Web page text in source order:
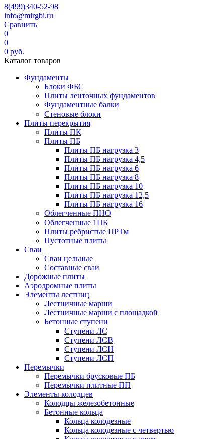
8(499)340-52-98
info@mirgbi.ru
Сравнить
0
0
0 руб.
Каталог товаров
Фундаменты
Блоки ФБС
Плиты ленточных фундаментов
Фундаментные балки
Стеновые блоки
Плиты перекрытия
Плиты ПК
Плиты ПБ
Плиты ПБ нагрузка 3
Плиты ПБ нагрузка 4,5
Плиты ПБ нагрузка 6
Плиты ПБ нагрузка 8
Плиты ПБ нагрузка 10
Плиты ПБ нагрузка 12,5
Плиты ПБ нагрузка 16
Облегченные ПНО
Облегченные 1ПБ
Плиты ребристые ПРТм
Пустотные плиты
Сваи
Сваи цельные
Составные сваи
Дорожные плиты
Аэродромные плиты
Элементы лестниц
Лестничные марши
Лестничные марши с площадкой
Бетонные ступени
Ступени ЛС
Ступени ЛСВ
Ступени ЛСН
Ступени ЛСП
Перемычки
Перемычки брусковые ПБ
Перемычки плитные ПП
Элементы колодцев
Колодцы железобетонные
Бетонные кольца
Кольца колодезные
Кольца колодезные с четвертью